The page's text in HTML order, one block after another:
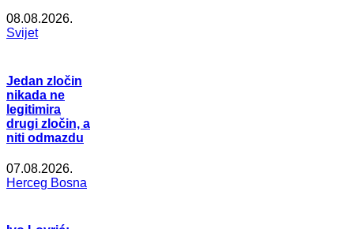
08.08.2026.
Svijet
Jedan zločin
nikada ne
legitimira
drugi zločin, a
niti odmazdu
07.08.2026.
Herceg Bosna